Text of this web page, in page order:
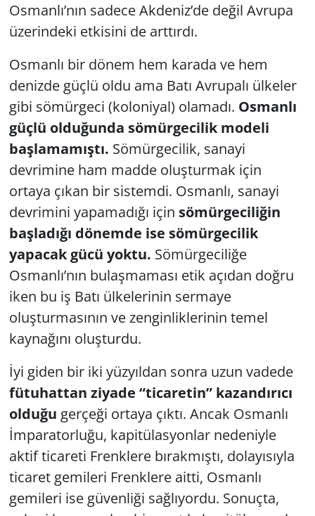
Osmanlı’nın sadece Akdeniz’de değil Avrupa
üzerindeki etkisini de arttırdı.
Osmanlı bir dönem hem karada ve hem
denizde güçlü oldu ama Batı Avrupalı ülkeler
gibi sömürgeci (koloniyal) olamadı. Osmanlı
güçlü olduğunda sömürgecilik modeli
başlamamıştı. Sömürgecilik, sanayi
devrimine ham madde oluşturmak için
ortaya çıkan bir sistemdi. Osmanlı, sanayi
devrimini yapamadığı için sömürgeciliğin
başladığı dönemde ise sömürgecilik
yapacak gücü yoktu. Sömürgeciliğe
Osmanlı’nın bulaşmaması etik açıdan doğru
iken bu iş Batı ülkelerinin sermaye
oluşturmasının ve zenginliklerinin temel
kaynağını oluşturdu.
İyi giden bir iki yüzyıldan sonra uzun vadede
fütuhattan ziyade “ticaretin” kazandırıcı
olduğu gerçeği ortaya çıktı. Ancak Osmanlı
İmparatorluğu, kapitülasyonlar nedeniyle
aktif ticareti Frenklere bırakmıştı, dolayısıyla
ticaret gemileri Frenklere aitti, Osmanlı
gemileri ise güvenliği sağlıyordu. Sonuçta,